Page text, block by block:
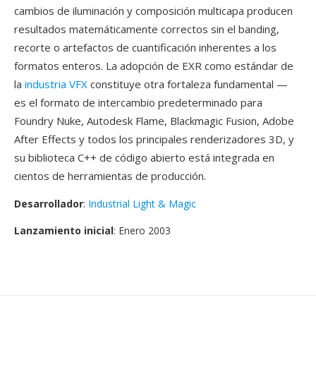
cambios de iluminación y composición multicapa producen
resultados matemáticamente correctos sin el banding,
recorte o artefactos de cuantificación inherentes a los
formatos enteros. La adopción de EXR como estándar de
la industria VFX constituye otra fortaleza fundamental —
es el formato de intercambio predeterminado para
Foundry Nuke, Autodesk Flame, Blackmagic Fusion, Adobe
After Effects y todos los principales renderizadores 3D, y
su biblioteca C++ de código abierto está integrada en
cientos de herramientas de producción.
Desarrollador: Industrial Light & Magic
Lanzamiento inicial: Enero 2003